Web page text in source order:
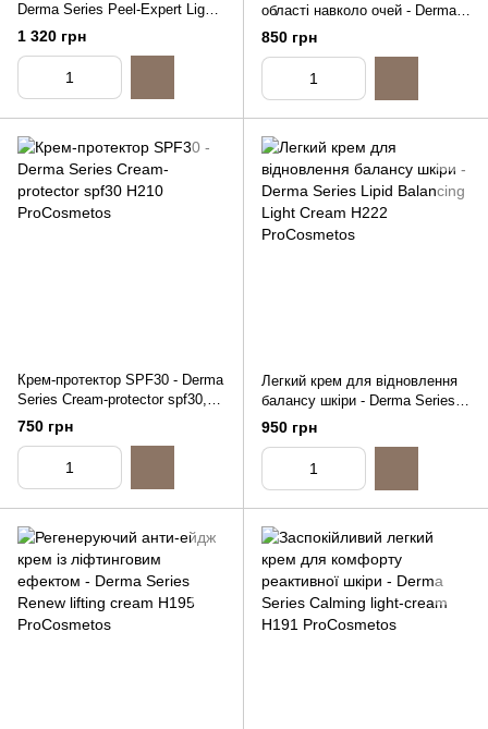
Derma Series Peel-Expert Light,
50ml
1 320 грн
області навколо очей - Derma
Series Matrix eye cream, 15ml
850 грн
Крем-протектор SPF30 - Derma
Series Cream-protector spf30,
50ml
750 грн
Легкий крем для відновлення
балансу шкіри - Derma Series
Lipid Balancing Light Cream,
950 грн